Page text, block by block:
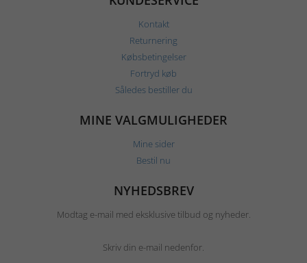
Kontakt
Returnering
Købsbetingelser
Fortryd køb
Således bestiller du
MINE VALGMULIGHEDER
Mine sider
Bestil nu
NYHEDSBREV
Modtag e-mail med eksklusive tilbud og nyheder.
Skriv din e-mail nedenfor.